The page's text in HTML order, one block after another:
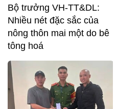
Bộ trưởng VH-TT&DL:
Nhiều nét đặc sắc của
nông thôn mai một do bê
tông hoá